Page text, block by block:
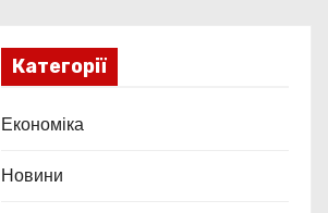
Категорії
Економіка
Новини